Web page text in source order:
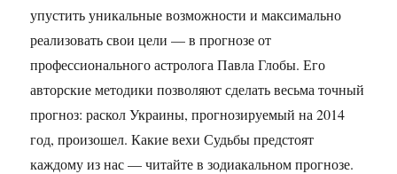
упустить уникальные возможности и максимально
реализовать свои цели — в прогнозе от
профессионального астролога Павла Глобы. Его
авторские методики позволяют сделать весьма точный
прогноз: раскол Украины, прогнозируемый на 2014
год, произошел. Какие вехи Судьбы предстоят
каждому из нас — читайте в зодиакальном прогнозе.